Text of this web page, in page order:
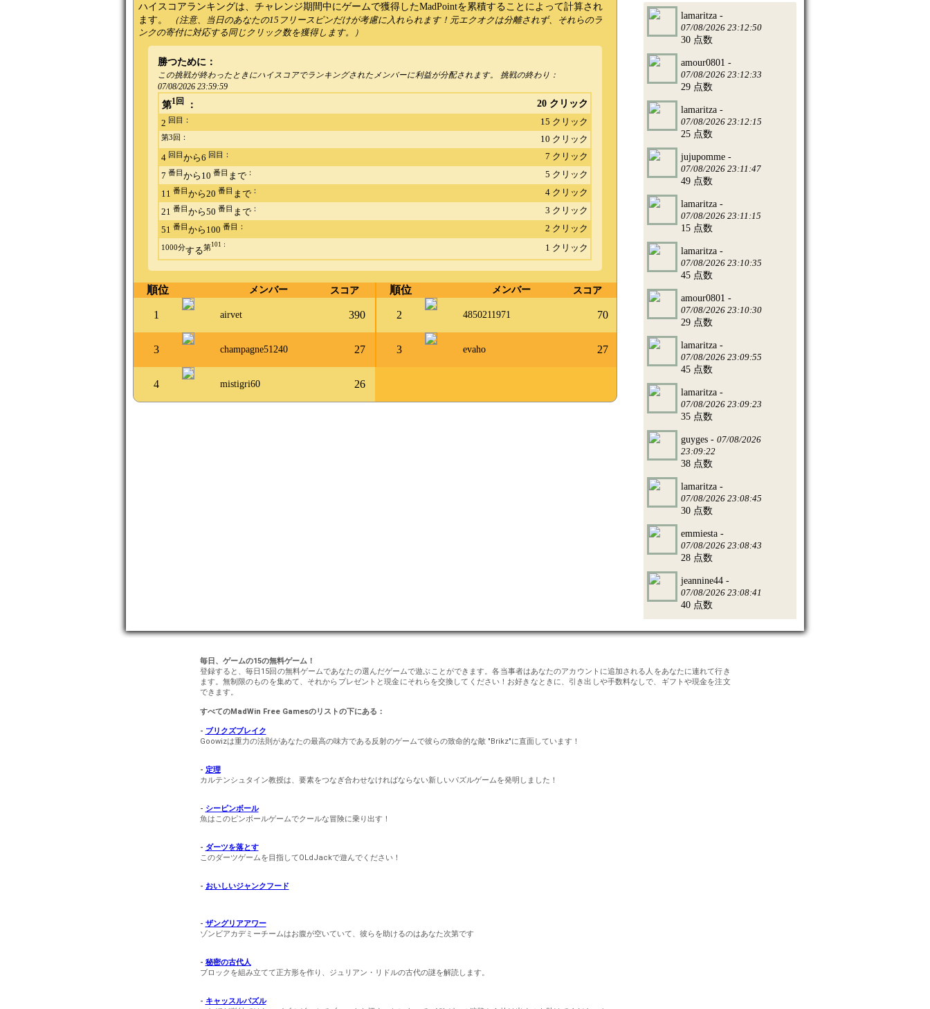
ハイスコアランキングは、チャレンジ期間中にゲームで獲得したMadPointを累積することによって計算され
ます。
（注意、当日のあなたの15フリースピンだけが考慮に入れられます！元エクオクは分離されず、それらのラ
ンクの寄付に対応する同じクリック数を獲得します。）
勝つために：
この挑戦が終わったときにハイスコアでランキングされたメンバーに利益が分配されます。 挑戦の終わり：
07/08/2026 23:59:59
第1回： 20 クリック
2 回目： 15 クリック
第3回：
10 クリック
4 回目から6 回目：
7 クリック
7番目から10番目 まで ：
5 クリック
11番目から20番目 まで ：
4 クリック
21番目から50番目 まで ：
3 クリック
51番目から100番目： 2 クリック
1000分する第101： 1 クリック
順位 メンバー スコア 順位 メンバー スコア
1 airvet 390 2 4850211971 70
3 champagne51240 27 3 evaho 27
4 mistigri60 26
lamaritza -
07/08/2026 23:12:50
30 点数
amour0801 -
07/08/2026 23:12:33
29 点数
lamaritza -
07/08/2026 23:12:15
25 点数
jujupomme -
07/08/2026 23:11:47
49 点数
lamaritza -
07/08/2026 23:11:15
15 点数
lamaritza -
07/08/2026 23:10:35
45 点数
amour0801 -
07/08/2026 23:10:30
29 点数
lamaritza -
07/08/2026 23:09:55
45 点数
lamaritza -
07/08/2026 23:09:23
35 点数
guyges - 07/08/2026
23:09:22
38 点数
lamaritza -
07/08/2026 23:08:45
30 点数
emmiesta -
07/08/2026 23:08:43
28 点数
jeannine44 -
07/08/2026 23:08:41
40 点数
毎日、ゲームの15の無料ゲーム！
登録すると、毎日15回の無料ゲームであなたの選んだゲームで遊ぶことができます。各当事者はあなたのアカウントに追加される人をあなたに連れて行き
ます。無制限のものを集めて、それからプレゼントと現金にそれらを交換してください！お好きなときに、引き出しや手数料なしで、ギフトや現金を注文
できます。
すべてのMadWin Free Gamesのリストの下にある：
- ブリクズブレイク
Goowizは重力の法則があなたの最高の味方である反射のゲームで彼らの致命的な敵 "Brikz"に直面しています！
- 定理
カルテンシュタイン教授は、要素をつなぎ合わせなければならない新しいパズルゲームを発明しました！
- シーピンボール
魚はこのピンボールゲームでクールな冒険に乗り出す！
- ダーツを落とす
このダーツゲームを目指してOLdJackで遊んでください！
- おいしいジャンクフード
- ザングリアアワー
ゾンビアカデミーチームはお腹が空いていて、彼らを助けるのはあなた次第です
- 秘密の古代人
ブロックを組み立てて正方形を作り、ジュリアン・リドルの古代の謎を解読します。
- キャッスルパズル